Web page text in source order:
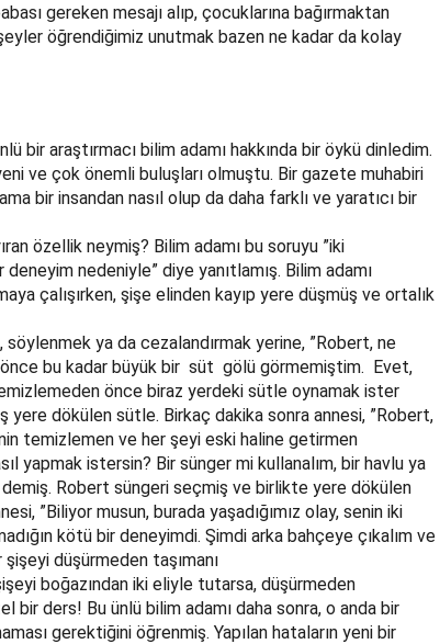
gereken mesajı alıp, çocuklarına bağırmaktan
öğrendiğimiz unutmak bazen ne kadar da kolay
bir araştırmacı bilim adamı hakkında bir öykü dinledim.
ve çok önemli buluşları olmuştu. Bir gazete muhabiri
bir insandan nasıl olup da daha farklı ve yaratıcı bir
özellik neymiş? Bilim adamı bu soruyu ”iki
deneyim nedeniyle” diye yanıtlamış. Bilim adamı
çalışırken, şişe elinden kayıp yere düşmüş ve ortalık
ya da cezalandırmak yerine, ”Robert, ne
bu kadar büyük bir süt gölü görmemiştim. Evet,
önce biraz yerdeki sütle oynamak ister
yere dökülen sütle. Birkaç dakika sonra annesi, ”Robert,
temizlemen ve her şeyi eski haline getirmen
yapmak istersin? Bir sünger mi kullanalım, bir havlu ya
Robert süngeri seçmiş ve birlikte yere dökülen
”Biliyor musun, burada yaşadığımız olay, senin iki
kötü bir deneyimdi. Şimdi arka bahçeye çıkalım ve
düşürmeden taşımanı
boğazından iki eliyle tutarsa, düşürmeden
bir ders! Bu ünlü bilim adamı daha sonra, o anda bir
gerektiğini öğrenmiş. Yapılan hataların yeni bir